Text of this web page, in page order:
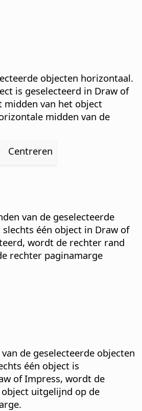
objecten horizontaal.
is geselecteerd in Draw of
van het object
midden van de
Centreren
van de geselecteerde
één object in Draw of
wordt de rechter rand
rechter paginamarge
de geselecteerde objecten
één object is
of Impress, wordt de
uitgelijnd op de